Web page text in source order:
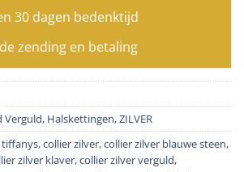
30 dagen bedenktijd
zending en betaling
Verguld, Halskettingen,ZILVER
,collier zilver,collier zilver blauwe steen,
zilver klaver,collier zilver verguld,